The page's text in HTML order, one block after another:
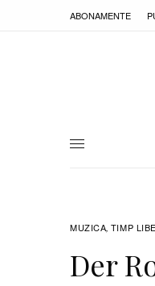
ABONAMENTE
MUZICA, TIMP
Der